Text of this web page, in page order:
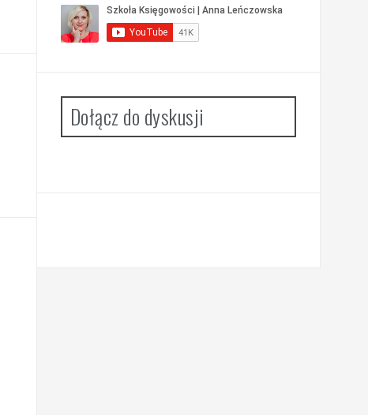
Dołącz do dyskusji